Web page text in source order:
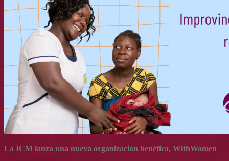
La ICM lanza una nueva organización benéfica, WithWomen